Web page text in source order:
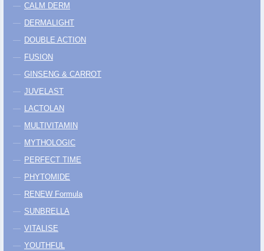
CALM DERM
DERMALIGHT
DOUBLE ACTION
FUSION
GINSENG & CARROT
JUVELAST
LACTOLAN
MULTIVITAMIN
MYTHOLOGIC
PERFECT TIME
PHYTOMIDE
RENEW Formula
SUNBRELLA
VITALISE
YOUTHFUL